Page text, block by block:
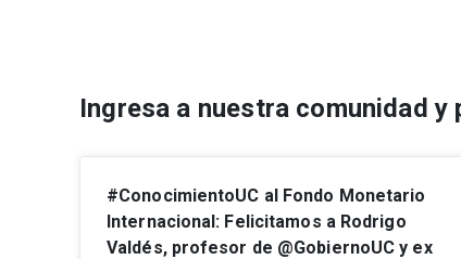
Ingresa a nuestra comunidad
#ConocimientoUC al Fondo Monetario
Internacional: Felicitamos a Rodrigo
Valdés, profesor de @GobiernoUC y ex